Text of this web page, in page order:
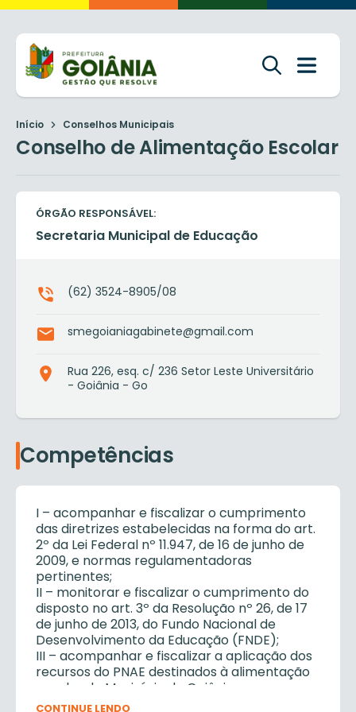
Início Conselhos Municipais
Conselho de Alimentação Escolar
ÓRGÃO RESPONSÁVEL:
Secretaria Municipal de Educação
(62) 3524-8905/08
smegoianiagabinete@gmail.com
Rua 226, esq. c/ 236 Setor Leste Universitário
- Goiânia - Go
Competências
I – acompanhar e fiscalizar o cumprimento
das diretrizes estabelecidas na forma do art.
2º da Lei Federal nº 11.947, de 16 de junho de
2009, e normas regulamentadoras
pertinentes;
II – monitorar e fiscalizar o cumprimento do
disposto no art. 3º da Resolução nº 26, de 17
de junho de 2013, do Fundo Nacional de
Desenvolvimento da Educação (FNDE);
III – acompanhar e fiscalizar a aplicação dos
recursos do PNAE destinados à alimentação
escolar do Município de Goiânia;
IV – zelar pela qualidade dos alimentos,
CONTINUE LENDO